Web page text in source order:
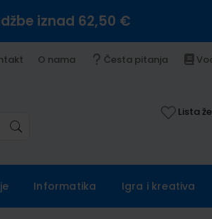
iznad 62,50 €
O nama Česta pitanja
Lista
Informatika Igra i kreativa